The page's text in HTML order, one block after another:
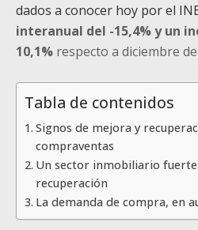
dados a conocer hoy por el
interanual del -15,4% y un
10,1% respecto a diciembre
Tabla de contenidos
Signos de mejora y
compraventas
Un sector inmobiliario
recuperación
La demanda de compra, en